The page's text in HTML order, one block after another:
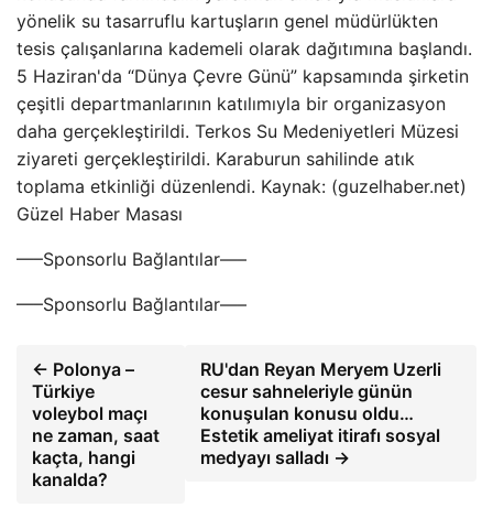
yönelik su tasarruflu kartuşların genel müdürlükten
tesis çalışanlarına kademeli olarak dağıtımına başlandı.
5 Haziran'da “Dünya Çevre Günü” kapsamında şirketin
çeşitli departmanlarının katılımıyla bir organizasyon
daha gerçekleştirildi. Terkos Su Medeniyetleri Müzesi
ziyareti gerçekleştirildi. Karaburun sahilinde atık
toplama etkinliği düzenlendi. Kaynak: (guzelhaber.net)
Güzel Haber Masası
—–Sponsorlu Bağlantılar—–
—–Sponsorlu Bağlantılar—–
← Polonya –
Türkiye
voleybol maçı
ne zaman, saat
kaçta, hangi
kanalda?
RU'dan Reyan Meryem Uzerli
cesur sahneleriyle günün
konuşulan konusu oldu…
Estetik ameliyat itirafı sosyal
medyayı salladı →